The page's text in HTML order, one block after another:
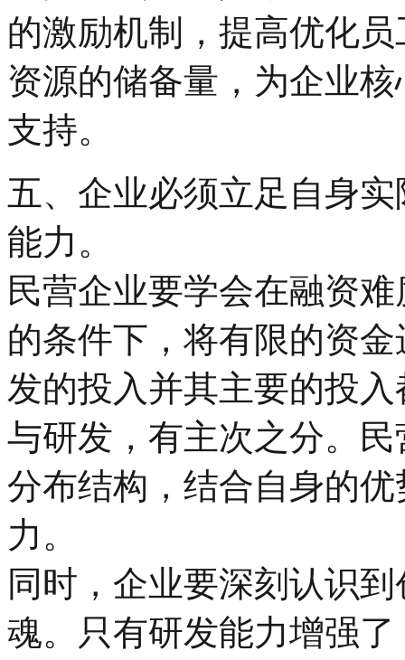
的激励机制，提高优化
资源的储备量，为企业
支持。
五、企业必须立足自身
能力。
民营企业要学会在融资
的条件下，将有限的资
发的投入并其主要的投
与研发，有主次之分。
分布结构，结合自身的
力。
同时，企业要深刻认识
魂。只有研发能力增强